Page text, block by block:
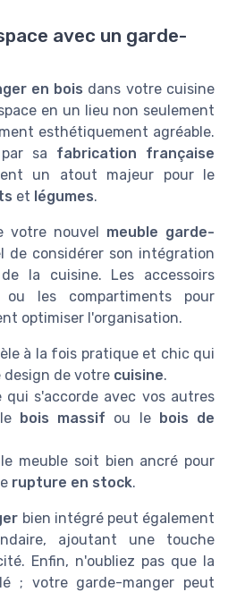
avec un garde-
en bois dans votre cuisine
en un lieu non seulement
esthétiquement agréable.
sa fabrication française
un atout majeur pour le
et légumes.
votre nouvel meuble garde-
de considérer son intégration
la cuisine. Les accessoirs
ou les compartiments pour
optimiser l'organisation.
à la fois pratique et chic qui
design de votre cuisine.
qui s'accorde avec vos autres
bois massif ou le bois de
meuble soit bien ancré pour
rupture en stock.
bien intégré peut également
ajoutant une touche
Enfin, n'oubliez pas que la
; votre garde-manger peut